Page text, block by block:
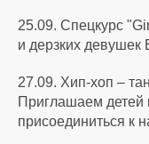
25.09. Спецкурс
и дерзких девушек
27.09. Хип-хоп –
Приглашаем детей
присоединиться к